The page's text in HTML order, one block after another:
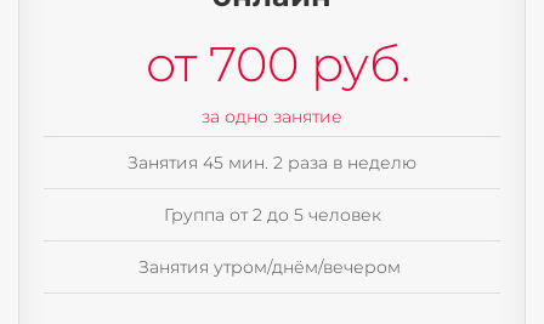
от 700 руб.
за одно занятие
Занятия 45 мин. 2 раза в неделю
Группа от 2 до 5 человек
Занятия утром/днём/вечером